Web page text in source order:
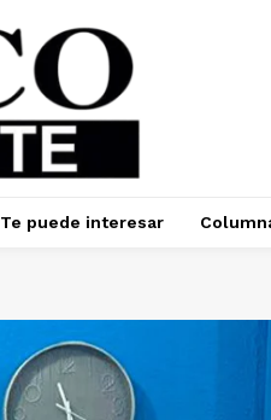
Te puede interesar